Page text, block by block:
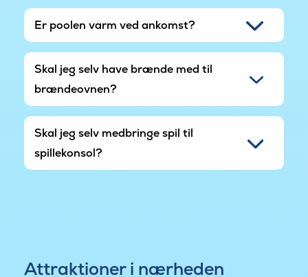
Er poolen varm ved ankomst?
Skal jeg selv have brænde med til
brændeovnen?
Skal jeg selv medbringe spil til
spillekonsol?
Attraktioner i nærheden